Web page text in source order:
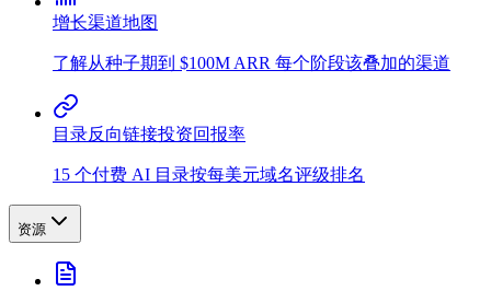
增长渠道地图
了解从种子期到 $100M ARR 每个阶段该叠加的渠道
目录反向链接投资回报率
15 个付费 AI 目录按每美元域名评级排名
资源